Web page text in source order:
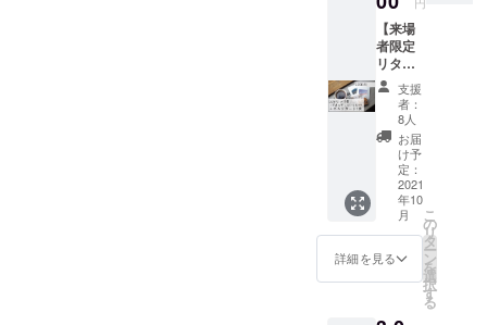
展開催
期間中
だけ1杯
無料で
す！）
・ポス
トカー
ド1枚
（会場
でお選
びくだ
さい）
を現地
でお渡
ししま
【来場
者限定
リター
ン！】
・お菓
子2種
・期間
限定ド
リップ
バッグ
（展示
の写真
をプリ
ント）
×2 ・
コー
支援
者：
8人
お届
け予
定：
2021
年10
月
詳細を見る
こ
の
リ
タ
ー
ン
を
選
択
す
る